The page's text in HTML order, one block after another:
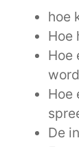
hoe
Hoe
Hoe
Hoe
De